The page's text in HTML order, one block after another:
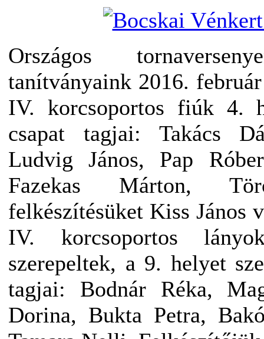
Országos
tanítványaink 2016.
IV. korcsoportos fiúk 4.
csapat tagjai: Takács
Ludvig János, Pap
Fazekas Márton,
felkészítésüket Kiss János
IV. korcsoportos
szerepeltek, a 9. helyet
tagjai: Bodnár Réka,
Dorina, Bukta Petra,